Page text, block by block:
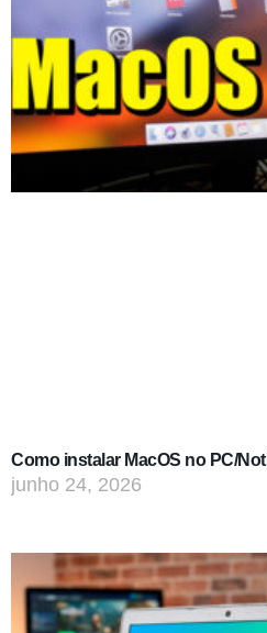
Como instalar MacOS no PC/
junho 24, 2026